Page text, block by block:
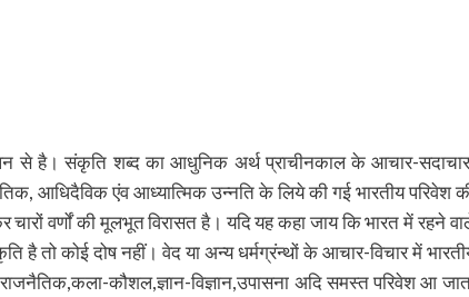
से है। संकृति शब्द का आधुनिक अर्थ प्राचीनकाल के आचार-
आधिदैविक एंव आध्यात्मिक उन्नति के लिये की गई भारतीय परिवेश
वर्णों की मूलभूत विरासत है। यदि यह कहा जाय कि भारत में रहने
है तो कोई दोष नहीं। वेद या अन्य धर्मग्रंन्थों के आचार-विचार में
कौशल,ज्ञान-विज्ञान,उपासना अदि समस्त परिवेश आ